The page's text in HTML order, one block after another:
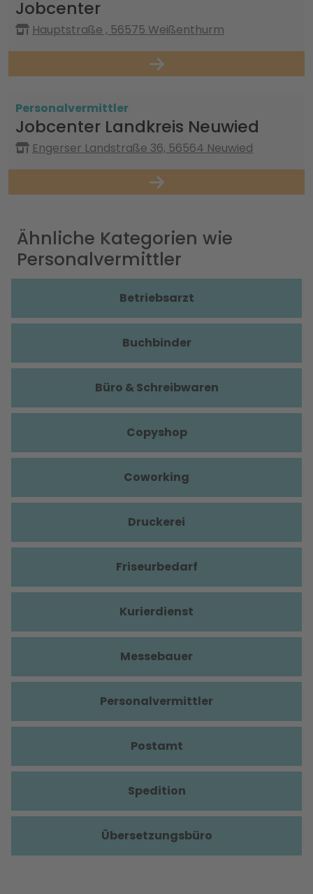
Jobcenter
Hauptstraße , 56575 Weißenthurm
Personalvermittler
Jobcenter Landkreis Neuwied
Engerser Landstraße 36, 56564 Neuwied
Ähnliche Kategorien wie
Personalvermittler
Betriebsarzt
Buchbinder
Büro & Schreibwaren
Copyshop
Coworking
Druckerei
Friseurbedarf
Kurierdienst
Messebauer
Personalvermittler
Postamt
Spedition
Übersetzungsbüro